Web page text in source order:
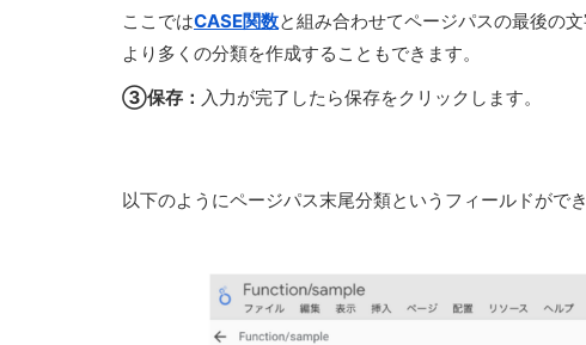
ここではCASE関数と組み合わせてページパスの最後の
より多くの分類を作成することもできます。
③保存： 入力が完了したら保存をクリックします。
以下のようにページパス末尾分類というフィールドができ